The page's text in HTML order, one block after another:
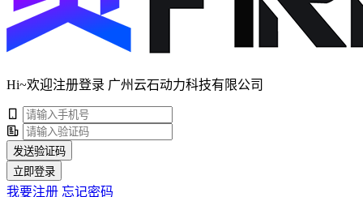
Hi~欢迎注册登录 广州云石动力科技有限公司
发送验证码
立即登录
我要注册 忘记密码